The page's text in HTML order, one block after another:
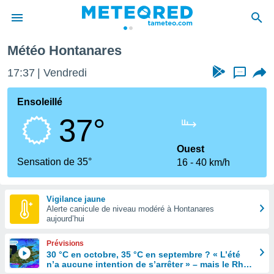
de
Météo Hontanares
17:37 Vendredi ...
Ensoleillé
37°
Sensation de 35°
Ouest
16
40 km/h
Vigilance jaune
Alerte canicule de niveau modéré à Hontanares
aujourd’hui
Prévisions
30 °C en octobre, 35 °C en septembre ? « L’été
n’a aucune intention de s’arrêter » – mais le Rhin